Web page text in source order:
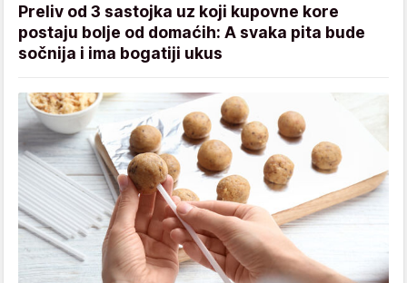
Preliv od 3 sastojka uz koji kupovne kore
postaju bolje od domaćih: A svaka pita bude
sočnija i ima bogatiji ukus